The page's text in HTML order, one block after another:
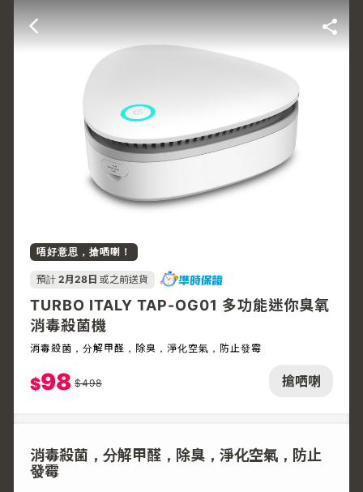
搶哂喇
唔好意思，搶哂喇！
預計 2月28日 或之前送貨
TURBO ITALY TAP-OG01 多功能迷你臭氧
消毒殺菌機
消毒殺菌，分解甲醛，除臭，淨化空氣，防止發霉
$98 $498
消毒殺菌，分解甲醛，除臭，淨化空氣，防止
發霉